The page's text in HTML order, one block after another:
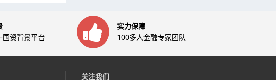
国资背景平台
实力保障
100多人金融专家团队
关注我们